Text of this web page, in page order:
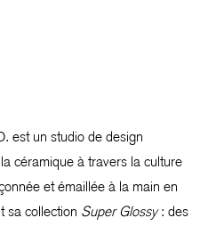
est un studio de design
céramique à travers la culture
et émaillée à la main en
sa collection Super Glossy: des